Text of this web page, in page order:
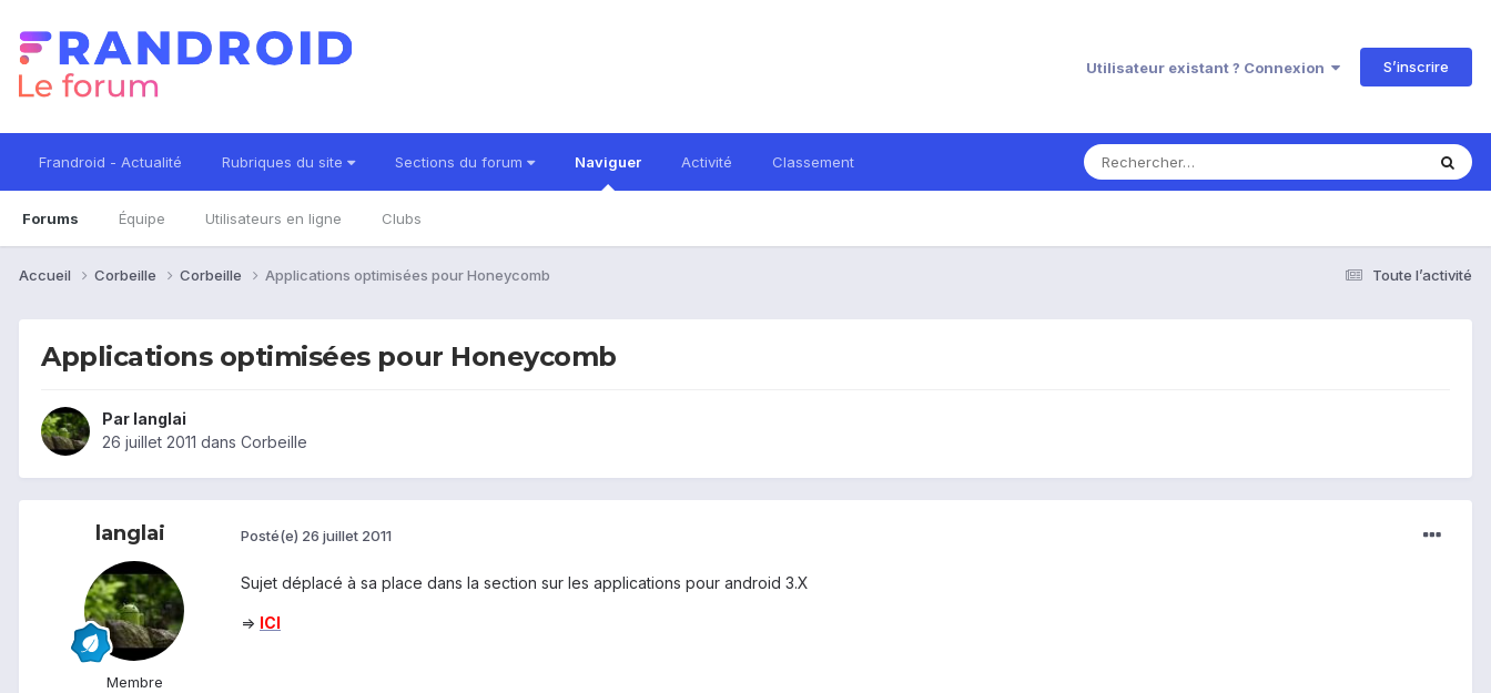
Utilisateur existant ? Connexion S’inscrire
Frandroid - Actualité Rubriques du site Sections du forum Naviguer
Forums Équipe Utilisateurs en ligne Clubs
Activité Classement
Toute l’activité
Accueil Corbeille Corbeille Applications optimisées pour Honeycomb
Applications optimisées pour Honeycomb
Par langlai
26 juillet 2011 dans Corbeille
langlai
Membre
Posté(e) 26 juillet 2011
Sujet déplacé à sa place dans la section sur les applications pour android 3.X
=> ICI